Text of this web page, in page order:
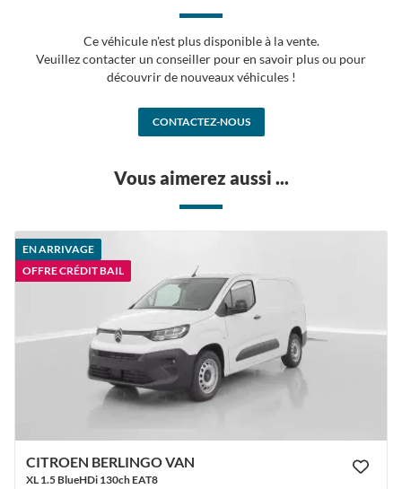
Ce véhicule n'est plus disponible à la vente.
Veuillez contacter un conseiller pour en savoir plus ou pour
découvrir de nouveaux véhicules !
CONTACTEZ-NOUS
Vous aimerez aussi ...
EN ARRIVAGE
OFFRE CRÉDIT BAIL
CITROEN BERLINGO VAN
XL 1.5 BlueHDi 130ch EAT8